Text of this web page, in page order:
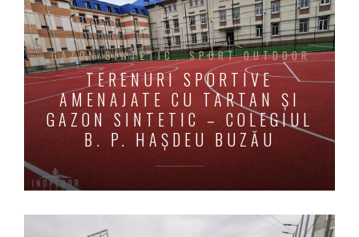
GAZON SINTETIC SPORT OUTDOOR
TERENURI SPORTIVE
AMENAJATE CU TARTAN ȘI
GAZON SINTETIC – COLEGIUL
B. P. HAȘDEU BUZĂU